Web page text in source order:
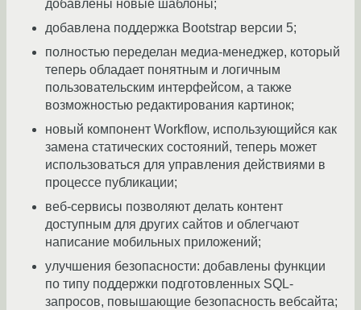
добавлены новые шаблоны;
добавлена поддержка Bootstrap версии 5;
полностью переделан медиа-менеджер, который
теперь обладает понятным и логичным
пользовательским интерфейсом, а также
возможностью редактирования картинок;
новый компонент Workflow, использующийся как
замена статических состояний, теперь может
использоваться для управления действиями в
процессе публикации;
веб-сервисы позволяют делать контент
доступным для других сайтов и облегчают
написание мобильных приложений;
улучшения безопасности: добавлены функции
по типу поддержки подготовленных SQL-
запросов, повышающие безопасность вебсайта;